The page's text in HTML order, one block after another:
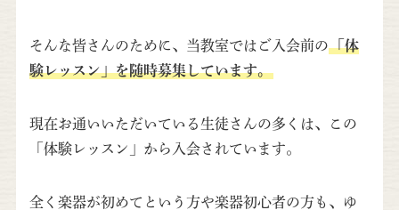
そんな皆さんのために、当教室ではご入会前の「体
験レッスン」を随時募集しています。
現在お通いいただいている生徒さんの多くは、この
「体験レッスン」から入会されています。
全く楽器が初めてという方や楽器初心者の方も、ゆ